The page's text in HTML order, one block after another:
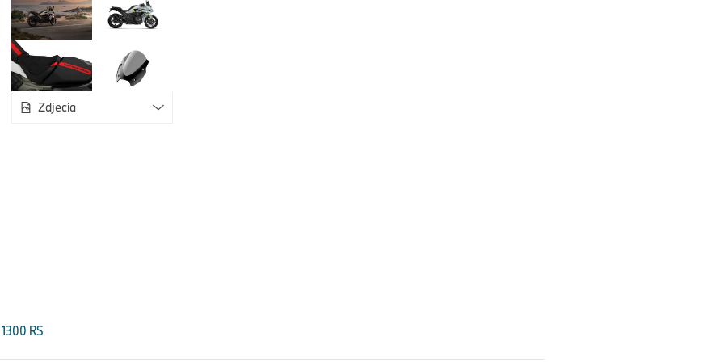
Cuyamaca w metalizowanym kolorze Brooklyn Grey.
Sportowa ergonomia i wyposażenie umożliwiające dynamiczną jazdę na drogach
pozamiejskich i komfortowe podróżowanie.
Konstruktorzy BMW Motorrad postanowili znacznie zwiększyć dynamikę i sportowy
charakter nowego BMW R 1300 RS w porównaniu do jego poprzednika. Sportowy tourer z
komfortowe pozwalające przyjąć bardziej zrelaksowaną pozycję podczas jazdy.
Zdjecia
RS